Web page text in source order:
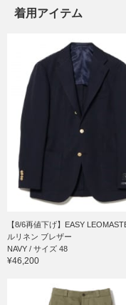
着用アイテム
【8/6再値下げ】EASY
ルリネン ブレザー
NAVY / サイズ 48
¥46,200